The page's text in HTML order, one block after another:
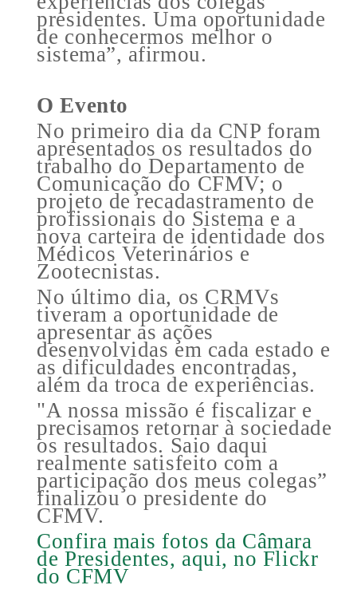
presidentes. Uma oportunidade
de conhecermos melhor o
sistema”, afirmou.
O Evento
No primeiro dia da CNP foram
apresentados os resultados do
trabalho do Departamento de
Comunicação do CFMV; o
projeto de recadastramento de
profissionais do Sistema e a
nova carteira de identidade dos
Médicos Veterinários e
Zootecnistas.
No último dia, os CRMVs
tiveram a oportunidade de
apresentar as ações
desenvolvidas em cada estado e
as dificuldades encontradas,
além da troca de experiências.
"A nossa missão é fiscalizar e
precisamos retornar à sociedade
os resultados. Saio daqui
realmente satisfeito com a
participação dos meus colegas”
finalizou o presidente do
CFMV.
Confira mais fotos da Câmara
de Presidentes, aqui, no Flickr
do CFMV